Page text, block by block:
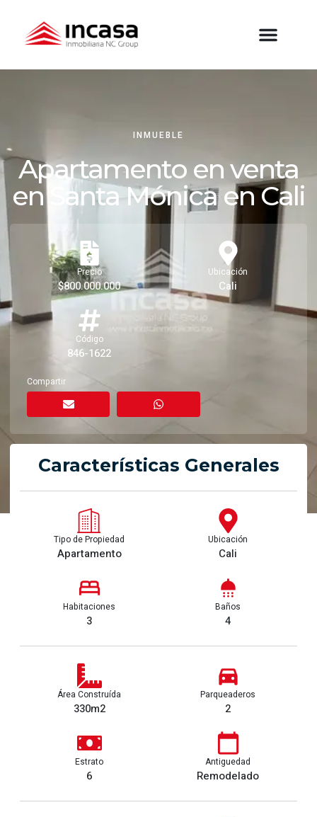
INMUEBLE
Apartamento en venta
en Santa Mónica en Cali
Precio
$800.000.000
Ubicación
Cali
Código
846-1622
Compartir
Características Generales
Tipo de Propiedad
Apartamento
Ubicación
Cali
Habitaciones
3
Baños
4
Área Construída
330m2
Parqueaderos
2
Estrato
6
Antiguedad
Remodelado